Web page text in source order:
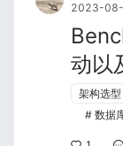
2023-
动以
架构选型
数据